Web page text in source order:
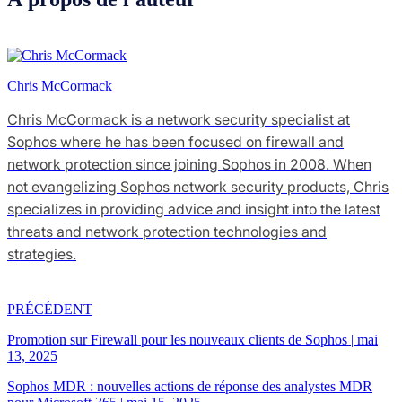
Chris McCormack
Chris McCormack is a network security specialist at
Sophos where he has been focused on firewall and
network protection since joining Sophos in 2008. When
not evangelizing Sophos network security products, Chris
specializes in providing advice and insight into the latest
threats and network protection technologies and
strategies.
PRÉCÉDENT
Promotion sur Firewall pour les nouveaux clients de Sophos | mai
13, 2025
Sophos MDR : nouvelles actions de réponse des analystes MDR